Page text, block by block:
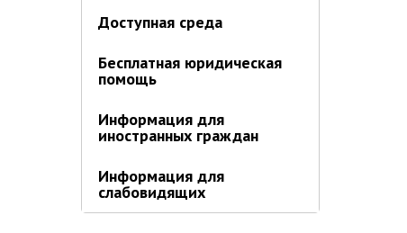
Доступная среда
Бесплатная юридическая
помощь
Информация для
иностранных граждан
Информация для
слабовидящих